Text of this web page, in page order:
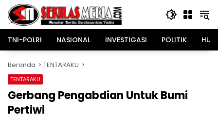
Langsung
konten
TNI-POLRI
NASIONAL INVESTIGASI POLITIK
Beranda TENTARAKU
TENTARAKU
Gerbang Pengabdian Untuk Bumi
Pertiwi